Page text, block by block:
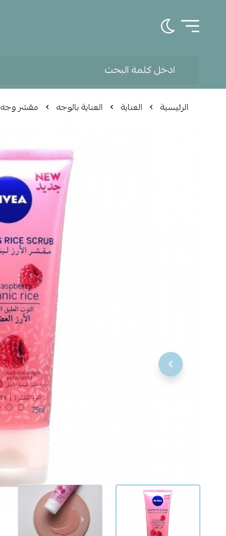
تبديل الوضع الداكن
الرئيسية العناية العناية بالوجه مقشر وجه